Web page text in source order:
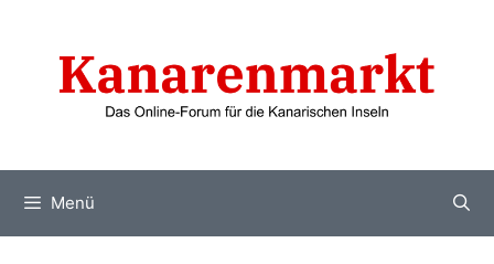
springen
Menü